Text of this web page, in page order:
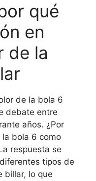
qué
en
de la
de la bola 6
debate entre
años. ¿Por
la bola 6 como
respuesta se
tipos de
billar, lo que